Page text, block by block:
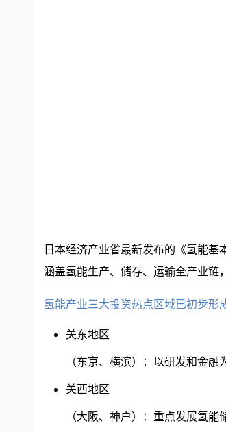
日本经济产业省最新发布的《氢能
涵盖氢能生产、储存、运输全产业链
氢能产业三大投资热点区域已初步形成
关东地区
（东京、横滨）：以研发和金
关西地区
（大阪、神户）：重点发展氢